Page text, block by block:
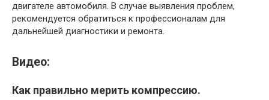
двигателе автомобиля. В случае выявления проблем,
рекомендуется обратиться к профессионалам для
дальнейшей диагностики и ремонта.
Видео:
Как правильно мерить компрессию.